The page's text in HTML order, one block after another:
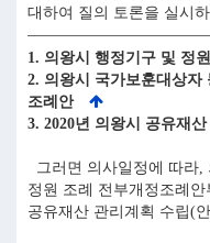
대하여 질의 토론을 실시
1. 의왕시 행정기구 및 정
2. 의왕시 국가보훈대상자
조례안
3. 2020년 의왕시 공유재
그러면 의사일정에 따라,
정원 조례 전부개정조례안
공유재산 관리계획 수립(